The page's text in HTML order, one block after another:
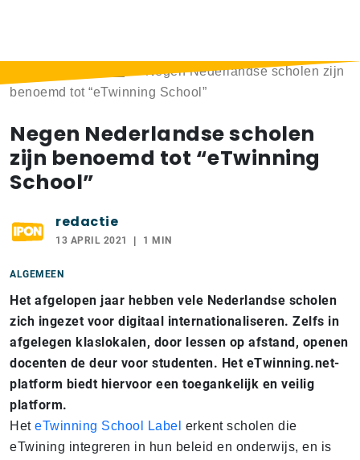
Negen Nederlandse scholen zijn
benoemd tot “eTwinning School”
Negen Nederlandse scholen
zijn benoemd tot “eTwinning
School”
redactie
13 APRIL 2021 1 MIN
ALGEMEEN
Het afgelopen jaar hebben vele Nederlandse scholen
zich ingezet voor digitaal internationaliseren. Zelfs in
afgelegen klaslokalen, door lessen op afstand, openen
docenten de deur voor studenten. Het eTwinning.net-
platform biedt hiervoor een toegankelijk en veilig
platform.
Het eTwinning School Label erkent scholen die
eTwining integreren in hun beleid en onderwijs, en is